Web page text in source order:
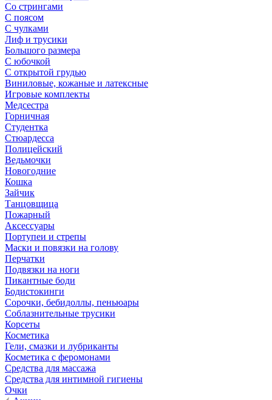
Со стрингами
С поясом
С чулками
Лиф и трусики
Большого размера
С юбочкой
С открытой грудью
Виниловые, кожаные и латексные
Игровые комплекты
Медсестра
Горничная
Студентка
Стюардесса
Полицейский
Ведьмочки
Новогодние
Кошка
Зайчик
Танцовщица
Пожарный
Аксессуары
Портупеи и стрепы
Маски и повязки на голову
Перчатки
Подвязки на ноги
Пикантные боди
Бодистокинги
Сорочки, бебидоллы, пеньюары
Соблазнительные трусики
Корсеты
Косметика
Гели, смазки и лубриканты
Косметика с феромонами
Средства для массажа
Средства для интимной гигиены
Очки